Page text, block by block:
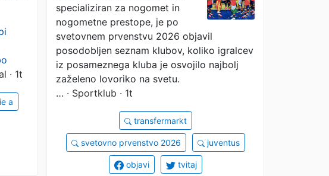
· 1t
a
specializiran za nogomet in
nogometne prestope, je po
svetovnem prvenstvu 2026 objavil
posodobljen seznam klubov, koliko igralcev
iz posameznega kluba je osvojilo najbolj
zaželeno lovoriko na svetu.
… · Sportklub · 1t
transfermarkt
svetovno prvenstvo 2026 juventus
objavi tvitaj